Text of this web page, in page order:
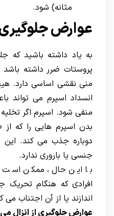
مثانه) شود.
عوارض جلوگیری
به یاد داشته باشید که
پروستات ضرر داشته باشد
منی نقشی اساسی دارد.
انسداد اسپرم می تواند
منفی شود. اسپرم اگر
بدن اسپرم هایی را که
دوباره جذب می کند.
جنسی یا باروری ندارد.
با این حال، ممکن است
افرادی که هنگام تحریک
اندازند یا از آن اجتناب
عوارض جلوگیری از انزال